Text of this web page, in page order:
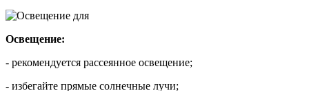
Освещение:
- рекомендуется рассеянное освещение;
- избегайте прямые солнечные лучи;